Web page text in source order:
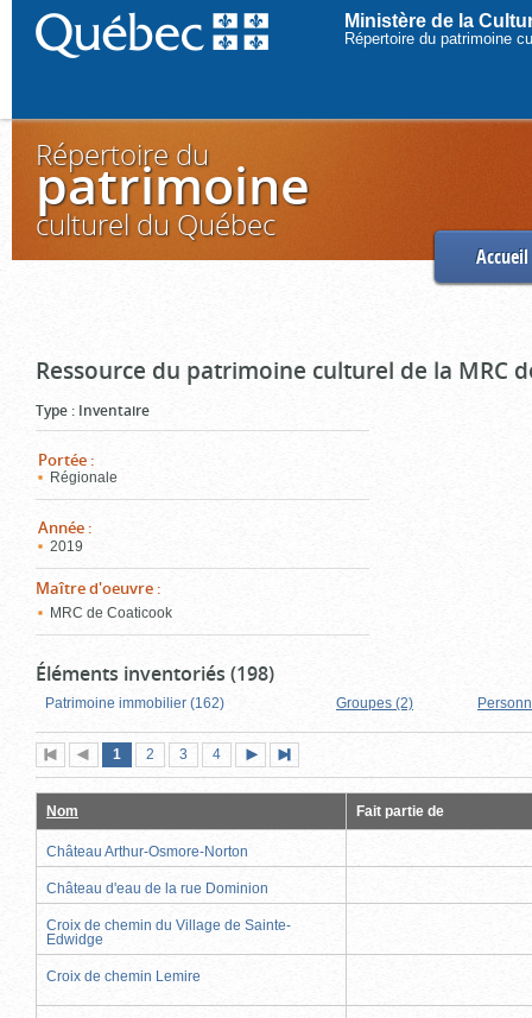
Ministère de la
Répertoire du patrimoine
Répertoire du
patrimoine
culturel du Québec
Accueil
Ressource du patrimoine culturel de la MRC
Type : Inventaire
Portée :
Régionale
Année :
2019
Maître d'oeuvre :
MRC de Coaticook
Éléments inventoriés (198)
Patrimoine immobilier (162) Groupes (2)
Première
page
Page
précédente
Page
1 (page
actuelle)
Page
2 Page
3 Page
4
suivante
page
Nom Fait partie de
Château Arthur-Osmore-Norton
Château d'eau de la rue Dominion
Croix de chemin du Village de Sainte-
Edwidge
Croix de chemin Lemire